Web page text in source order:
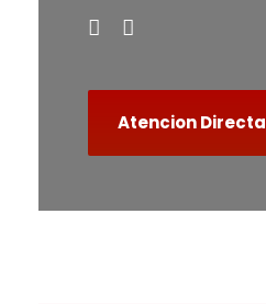
Atencion Directa